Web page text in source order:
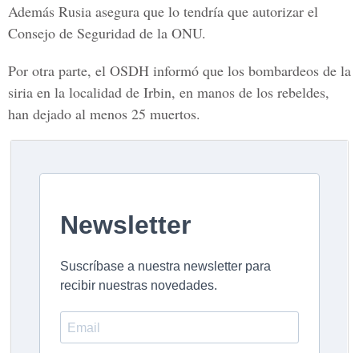
Además Rusia asegura que lo tendría que autorizar el
Consejo de Seguridad de la ONU.
Por otra parte, el OSDH informó que los bombardeos de la
siria en la localidad de Irbin, en manos de los rebeldes,
han dejado al menos 25 muertos.